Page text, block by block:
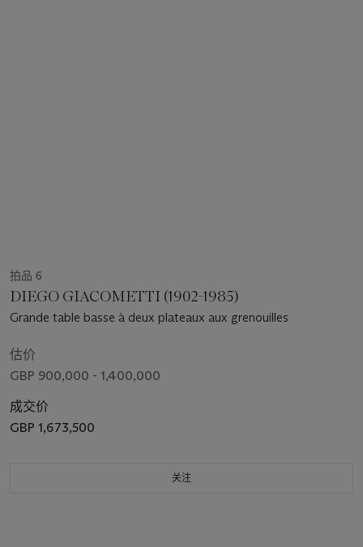
拍品 6
DIEGO GIACOMETTI (1902-1985)
Grande table basse à deux plateaux aux grenouilles
估价
GBP 900,000 - 1,400,000
成交价
GBP 1,673,500
关注